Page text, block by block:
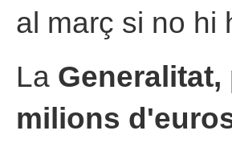
al març si no hi
La
milions